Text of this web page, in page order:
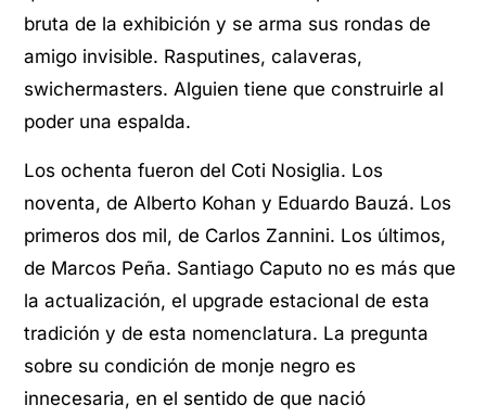
bruta de la exhibición y se arma sus rondas de
amigo invisible. Rasputines, calaveras,
swichermasters. Alguien tiene que construirle al
poder una espalda.
Los ochenta fueron del Coti Nosiglia. Los
noventa, de Alberto Kohan y Eduardo Bauzá. Los
primeros dos mil, de Carlos Zannini. Los últimos,
de Marcos Peña. Santiago Caputo no es más que
la actualización, el upgrade estacional de esta
tradición y de esta nomenclatura. La pregunta
sobre su condición de monje negro es
innecesaria, en el sentido de que nació